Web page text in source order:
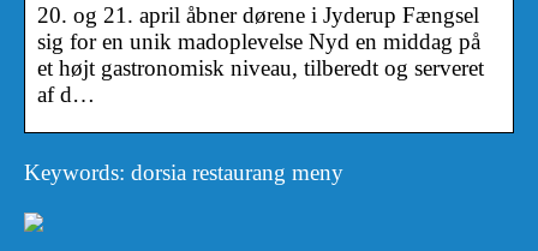
20. og 21. april åbner dørene i Jyderup Fængsel
sig for en unik madoplevelse Nyd en middag på
et højt gastronomisk niveau, tilberedt og serveret
af d…
Keywords: dorsia restaurang meny